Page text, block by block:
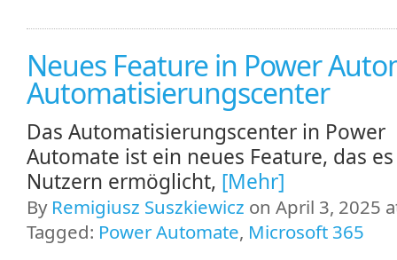
Neues Feature in Power
Automatisierungscenter
Das Automatisierungscenter in Power
Automate ist ein neues Feature, das es
Nutzern ermöglicht, [Mehr]
By Remigiusz Suszkiewicz on April 3, 2025
Tagged: Power Automate, Microsoft 365